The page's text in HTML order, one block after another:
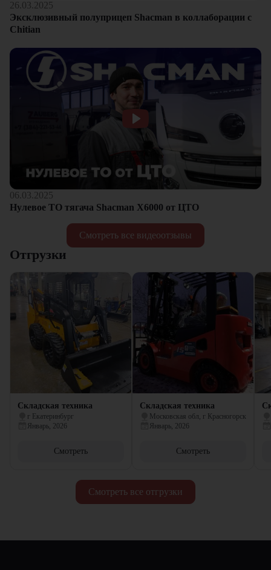
Смотреть все видеоотзывы
26.03.2025
Эксклюзивный полуприцеп Shacman в коллаборации с
Chitian
06.03.2025
Нулевое ТО тягача Shacman Х6000 от ЦТО
Смотреть все отгрузки
Отгрузки
Складская техника
г Екатеринбург
Январь, 2026
Смотреть
Складская техника
Московская обл, г Красногорск
Январь, 2026
Смотреть